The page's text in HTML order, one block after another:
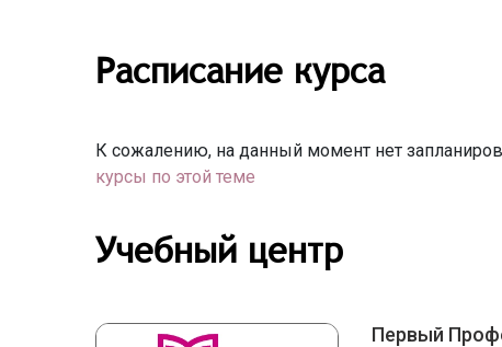
Расписание курса
К сожалению, на данный момент нет
курсы по этой теме
Учебный центр
Первый